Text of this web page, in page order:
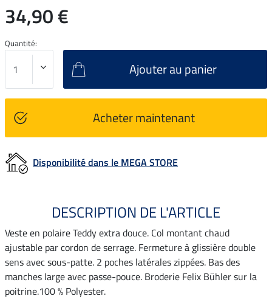
34,90 €
Quantité:
Ajouter au panier
Acheter maintenant
Disponibilité dans le MEGA STORE
DESCRIPTION DE L'ARTICLE
Veste en polaire Teddy extra douce. Col montant chaud
ajustable par cordon de serrage. Fermeture à glissière double
sens avec sous-patte. 2 poches latérales zippées. Bas des
manches large avec passe-pouce. Broderie Felix Bühler sur la
poitrine.100 % Polyester.